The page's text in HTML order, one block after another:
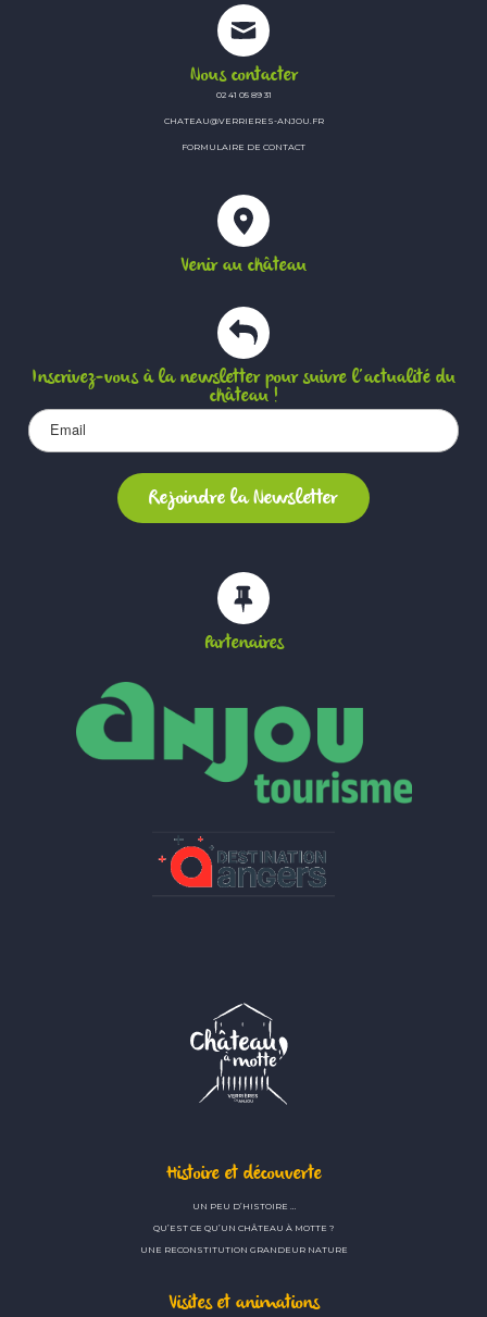
Nous contacter
02 41 05 89 31
CHATEAU@VERRIERES-ANJOU.FR
FORMULAIRE DE CONTACT
Venir au château
Inscrivez-vous à la newsletter pour suivre l’actualité du
château !
Partenaires
Histoire et découverte
UN PEU D’HISTOIRE …
QU’EST CE QU’UN CHÂTEAU À MOTTE ?
UNE RECONSTITUTION GRANDEUR NATURE
Visites et animations